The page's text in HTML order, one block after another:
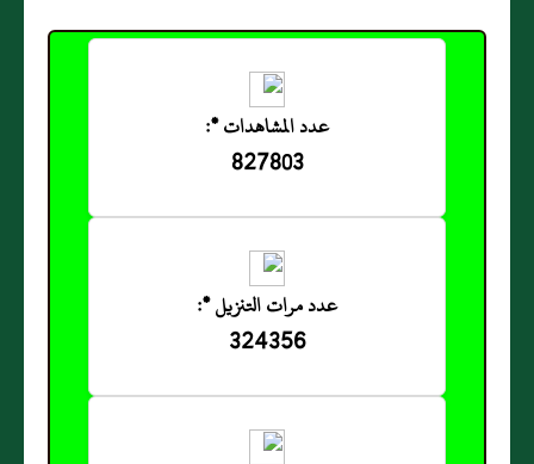
عدد المشاهدات *:
827803
عدد مرات التنزيل *:
324356